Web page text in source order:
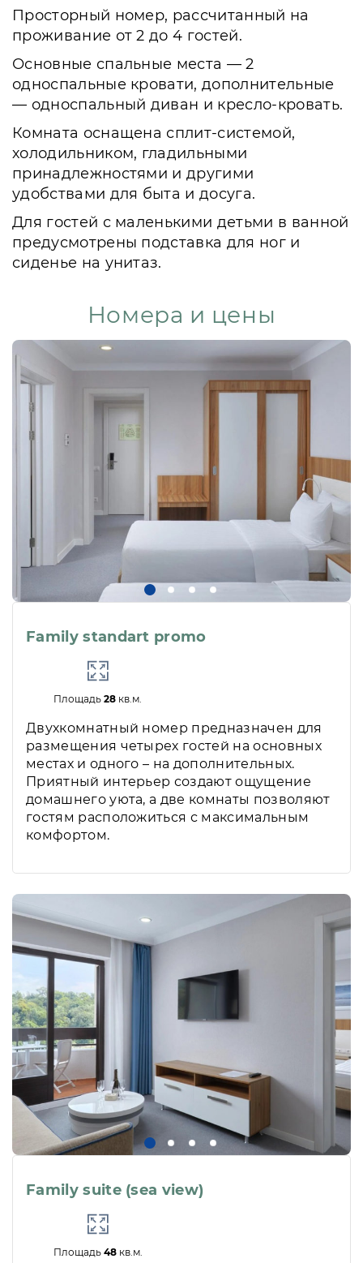
Просторный номер, рассчитанный на
проживание от 2 до 4 гостей.
Основные спальные места — 2
односпальные кровати, дополнительные
— односпальный диван и кресло-кровать.
Комната оснащена сплит-системой,
холодильником, гладильными
принадлежностями и другими
удобствами для быта и досуга.
Для гостей с маленькими детьми в ванной
предусмотрены подставка для ног и
сиденье на унитаз.
Номера и цены
Family standart promo
Площадь28 кв.м.
Двухкомнатный номер предназначен для
размещения четырех гостей на основных
местах и одного – на дополнительных.
Приятный интерьер создают ощущение
домашнего уюта, а две комнаты позволяют
гостям расположиться с максимальным
комфортом.
Family suite (sea view)
Площадь 48кв.м.